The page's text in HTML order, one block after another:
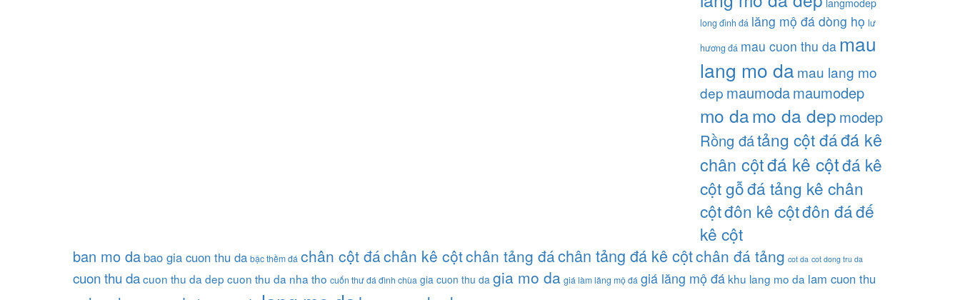
langmodep
long đình đá lăng mộ đá dòng họ lư
hương đá mau cuon thu da mau
lang mo da mau lang mo
dep maumodamaumodep
mo damo da dep modep
Rồng đátảng cột đáđá kê
chân cộtđá kê cộtđá kê
cột gỗđá tảng kê chân
cộtđôn kê cộtđôn đáđế
kê cột
ban mo da bao gia cuon thu da bậc thềm đá chân cột đáchân kê cộtchân tảng đáchân tảng đá kê cộtchân đá tảng cot da cot dong tru da
cuon thu dacuon thu da dep cuon thu da nha tho cuốn thư đá đình chùa gia cuon thu da gia mo da giá làm lăng mộ đá giá lăng mộ đá khu lang mo da lam cuon thu